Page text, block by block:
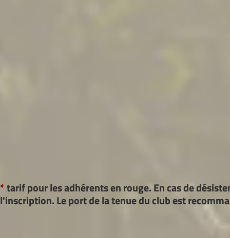
*tarif pour les adhérents en rouge. En cas de
l'inscription. Le port de la tenue du club est